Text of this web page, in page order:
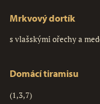
Mrkvový dortík
s vlašskými ořechy a
Domácí tiramisu
(1,3,7)